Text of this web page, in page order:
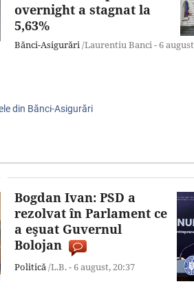
overnight a stagnat la
5,63%
Bănci-Asigurări /Laurentiu Banci -6 august
din Bănci-Asigurări
Bogdan Ivan: PSD a
rezolvat în Parlament ce
a eşuat Guvernul
Bolojan
Politică /L.B. -6 august, 20:37